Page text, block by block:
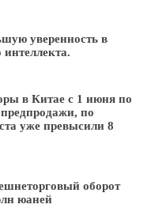
уверенность в
в Китае с 1 июня по
по
уже превысили 8
оборот
юаней